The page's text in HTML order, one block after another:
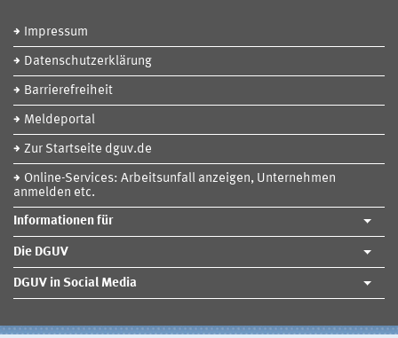
Impressum
Datenschutzerklärung
Barrierefreiheit
Meldeportal
Zur Startseite dguv.de
Online-Services: Arbeitsunfall anzeigen, Unternehmen
anmelden etc.
Informationen für
Die DGUV
DGUV in Social Media